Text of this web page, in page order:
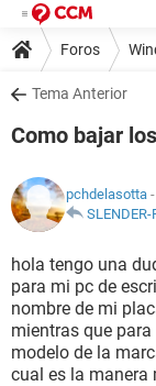
Foros
Tema Anterior
Como bajar
pchdelasotta
SLENDER-
hola tengo una
para mi pc de
nombre de mi
mientras que
modelo de la
cual es la manera